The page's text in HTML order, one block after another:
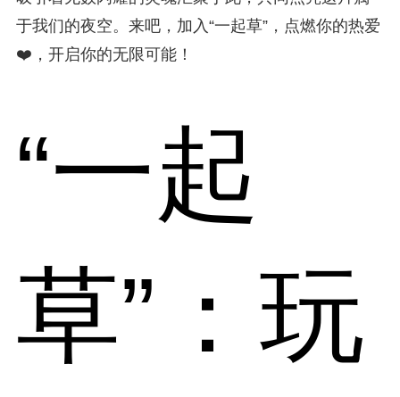
于我们的夜空。来吧，加入“一起草”，点燃你的热爱
❤️，开启你的无限可能！
“一起
草”：玩